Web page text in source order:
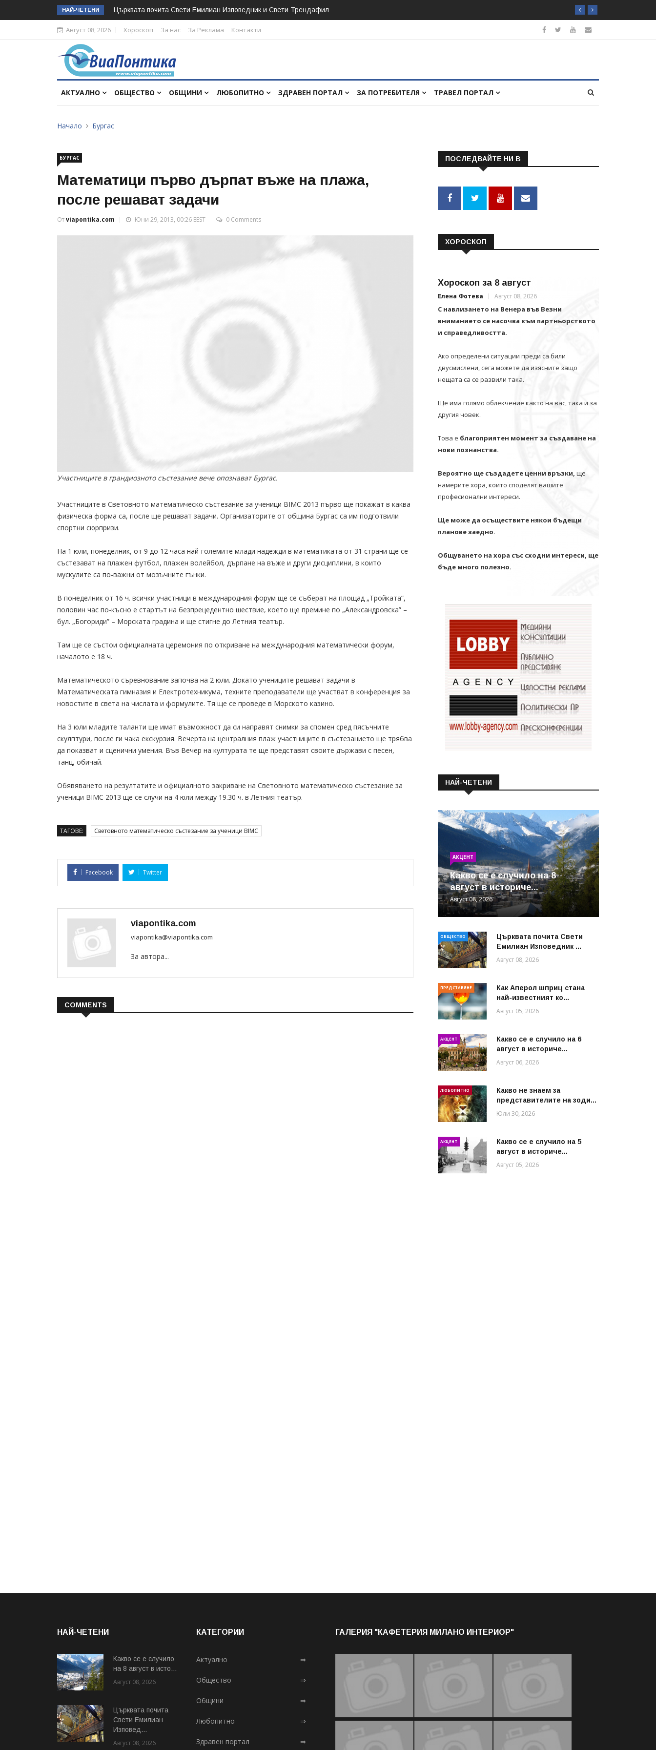
НАЙ-ЧЕТЕНИ Църквата почита Свeти Емилиан Изповедник и Свети Трендафил
Август 08, 2026 Хороскоп За нас За Реклама Контакти
АКТУАЛНО ОБЩЕСТВО ОБЩИНИ ЛЮБОПИТНО ЗДРАВЕН ПОРТАЛ ЗА ПОТРЕБИТЕЛЯ ТРАВЕЛ ПОРТАЛ
Начало Бургас
БУРГАС
Математици първо дърпат въже на плажа,
после решават задачи
Отviapontika.com Юни 29, 2013, 00:26 EEST 0 Comments
Участниците в грандиозното състезание вече опознават Бургас.
Участниците в Световното математическо състезание за ученици BIMC 2013 първо ще покажат в каква
физическа форма са, после ще решават задачи. Организаторите от община Бургас са им подготвили
спортни сюрпризи.
На 1 юли, понеделник, от 9 до 12 часа най-големите млади надежди в математиката от 31 страни ще се
състезават на плажен футбол, плажен волейбол, дърпане на въже и други дисциплини, в които
мускулите са по-важни от мозъчните гънки.
В понеделник от 16 ч. всички участници в международния форум ще се съберат на площад „Тройката”,
половин час по-късно е стартът на безпрецедентно шествие, което ще премине по „Александровска” –
бул. „Богориди” – Морската градина и ще стигне до Летния театър.
Там ще се състои официалната церемония по откриване на международния математически форум,
началото е 18 ч.
Математическото съревнование започва на 2 юли. Докато учениците решават задачи в
Математическата гимназия и Електротехникума, техните преподаватели ще участват в конференция за
новостите в света на числата и формулите. Тя ще се проведе в Морското казино.
На 3 юли младите таланти ще имат възможност да си направят снимки за спомен сред пясъчните
скулптури, после ги чака екскурзия. Вечерта на централния плаж участниците в състезанието ще трябва
да показват и сценични умения. Във Вечер на културата те ще представят своите държави с песен,
танц, обичай.
Обявяването на резултатите и официалното закриване на Световното математическо състезание за
ученици BIMC 2013 ще се случи на 4 юли между 19.30 ч. в Летния театър.
ТАГОВЕ: Световното математическо състезание за ученици BIMC
Facebook Twitter
viapontika.com
viapontika@viapontika.com
За автора...
COMMENTS
ПОСЛЕДВАЙТЕ НИ В
ХОРОСКОП
Хороскоп за 8 август
Елена Фотева Август 08, 2026
С навлизането на Венера във Везни
вниманието се насочва към партньорството
и справедливостта.
Ако определени ситуации преди са били
двусмислени, сега можете да изясните защо
нещата са се развили така.
Ще има голямо облекчение както на вас, така и за
другия човек.
Това е благоприятен момент за създаване на
нови познанства.
Вероятно ще създадете ценни връзки, ще
намерите хора, които споделят вашите
професионални интереси.
Ще може да осъществите някои бъдещи
планове заедно.
Общуването на хора със сходни интереси, ще
бъде много полезно.
НАЙ-ЧЕТЕНИ
АКЦЕНТ
Какво се е случило на 8
август в историче...
Август 08, 2026
ОБЩЕСТВО
Църквата почита Свeти
Емилиан Изповедник ...
Август 08, 2026
ПРЕДСТАВЯНЕ
Как Аперол шприц стана
най-известният ко...
Август 05, 2026
АКЦЕНТ
Какво се е случило на 6
август в историче...
Август 06, 2026
ЛЮБОПИТНО
Какво не знаем за
представителите на зоди...
Юли 30, 2026
АКЦЕНТ
Какво се е случило на 5
август в историче...
Август 05, 2026
НАЙ-ЧЕТЕНИ
Какво се е случило
на 8 август в исто...
Август 08, 2026
Църквата почита
Свeти Емилиан
Изповед...
Август 08, 2026
КАТЕГОРИИ
Актуално ⇒
Общество ⇒
Общини ⇒
Любопитно ⇒
Здравен портал ⇒
ГАЛЕРИЯ "КАФЕТЕРИЯ МИЛАНО ИНТЕРИОР"